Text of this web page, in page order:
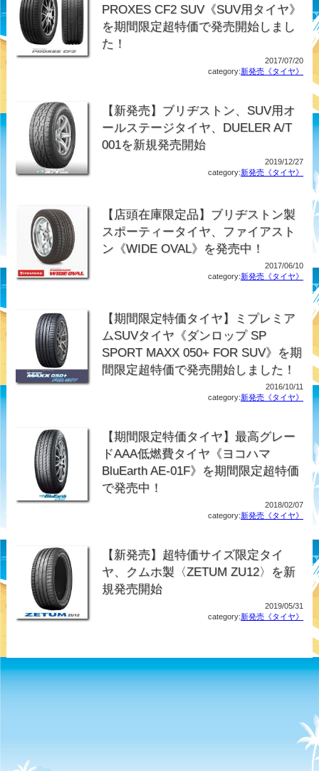
PROXES CF2 SUV《SUV用タイヤ》
を期間限定超特価で発売開始しまし
た！
2017/07/20
category:新発売《タイヤ》
【新発売】ブリヂストン、SUV用オ
ールステージタイヤ、DUELER A/T
001を新規発売開始
2019/12/27
category:新発売《タイヤ》
【店頭在庫限定品】ブリヂストン製
スポーティータイヤ、ファイアスト
ン《WIDE OVAL》を発売中！
2017/06/10
category:新発売《タイヤ》
【期間限定特価タイヤ】ミプレミア
ムSUVタイヤ《ダンロップ SP
SPORT MAXX 050+ FOR SUV》を期
間限定超特価で発売開始しました！
2016/10/11
category:新発売《タイヤ》
【期間限定特価タイヤ】最高グレー
ドAAA低燃費タイヤ《ヨコハマ
BluEarth AE-01F》を期間限定超特価
で発売中！
2018/02/07
category:新発売《タイヤ》
【新発売】超特価サイズ限定タイ
ヤ、クムホ製〈ZETUM ZU12〉を新
規発売開始
2019/05/31
category:新発売《タイヤ》